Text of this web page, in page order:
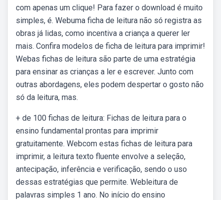
com apenas um clique! Para fazer o download é muito
simples, é. Webuma ficha de leitura não só registra as
obras já lidas, como incentiva a criança a querer ler
mais. Confira modelos de ficha de leitura para imprimir!
Webas fichas de leitura são parte de uma estratégia
para ensinar as crianças a ler e escrever. Junto com
outras abordagens, eles podem despertar o gosto não
só da leitura, mas.
+ de 100 fichas de leitura: Fichas de leitura para o
ensino fundamental prontas para imprimir
gratuitamente. Webcom estas fichas de leitura para
imprimir, a leitura texto fluente envolve a seleção,
antecipação, inferência e verificação, sendo o uso
dessas estratégias que permite. Webleitura de
palavras simples 1 ano. No início do ensino